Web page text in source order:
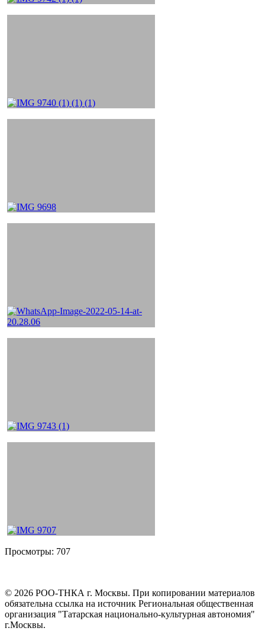
Просмотры: 707
© 2026 РОО-ТНКА г. Москвы. При копировании материалов
обязательна ссылка на источник Региональная общественная
организация "Татарская национально-культурная автономия"
г.Москвы.